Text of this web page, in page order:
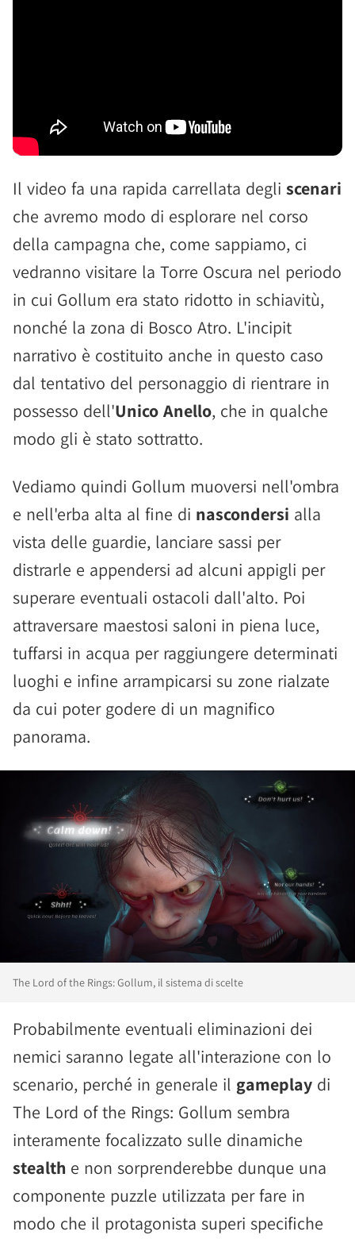
Il video fa una rapida carrellata degli scenari
che avremo modo di esplorare nel corso
della campagna che, come sappiamo, ci
vedranno visitare la Torre Oscura nel periodo
in cui Gollum era stato ridotto in schiavitù,
nonché la zona di Bosco Atro. L'incipit
narrativo è costituito anche in questo caso
dal tentativo del personaggio di rientrare in
possesso dell'Unico Anello, che in qualche
modo gli è stato sottratto.
Vediamo quindi Gollum muoversi nell'ombra
e nell'erba alta al fine di nascondersi alla
vista delle guardie, lanciare sassi per
distrarle e appendersi ad alcuni appigli per
superare eventuali ostacoli dall'alto. Poi
attraversare maestosi saloni in piena luce,
tuffarsi in acqua per raggiungere determinati
luoghi e infine arrampicarsi su zone rialzate
da cui poter godere di un magnifico
panorama.
The Lord of the Rings: Gollum, il sistema di scelte
Probabilmente eventuali eliminazioni dei
nemici saranno legate all'interazione con lo
scenario, perché in generale il gameplay di
The Lord of the Rings: Gollum sembra
interamente focalizzato sulle dinamiche
stealth e non sorprenderebbe dunque una
componente puzzle utilizzata per fare in
modo che il protagonista superi specifiche